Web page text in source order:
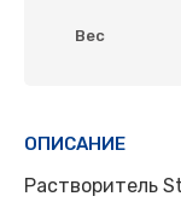
Вес
ОПИСАНИЕ
Растворитель